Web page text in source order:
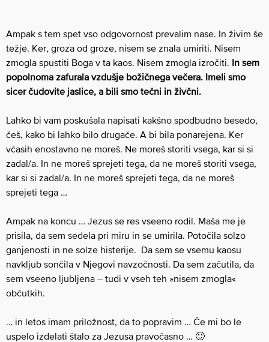
Ampak s tem spet vso odgovornost prevalim nase. In živim še
težje. Ker, groza od groze, nisem se znala umiriti. Nisem
zmogla spustiti Boga v ta kaos. Nisem zmogla izročiti. In sem
popolnoma zafurala vzdušje božičnega večera. Imeli smo
sicer čudovite jaslice, a bili smo tečni in živčni.
Lahko bi vam poskušala napisati kakšno spodbudno besedo,
češ, kako bi lahko bilo drugače. A bi bila ponarejena. Ker
včasih enostavno ne moreš. Ne moreš storiti vsega, kar si si
zadal/a. In ne moreš sprejeti tega, da ne moreš storiti vsega,
kar si si zadal/a. In ne moreš sprejeti tega, da ne moreš
sprejeti tega …
Ampak na koncu … Jezus se res vseeno rodil. Maša me je
prisila, da sem sedela pri miru in se umirila. Potočila solzo
ganjenosti in ne solze histerije. Da sem se vsemu kaosu
navkljub sončila v Njegovi navzočnosti. Da sem začutila, da
sem vseeno ljubljena – tudi v vseh teh »nisem zmogla«
občutkih.
… in letos imam priložnost, da to popravim … Če mi bo le
uspelo izdelati štalo za Jezusa pravočasno … 🙂